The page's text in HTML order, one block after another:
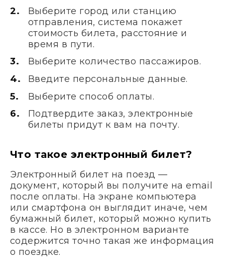
Выберите город или станцию
отправления, система покажет
стоимость билета, расстояние и
время в пути.
Выберите количество пассажиров.
Введите персональные данные.
Выберите способ оплаты.
Подтвердите заказ, электронные
билеты придут к вам на почту.
Что такое электронный билет?
Электронный билет на поезд —
документ, который вы получите на email
после оплаты. На экране компьютера
или смартфона он выглядит иначе, чем
бумажный билет, который можно купить
в кассе. Но в электронном варианте
содержится точно такая же информация
о поездке.